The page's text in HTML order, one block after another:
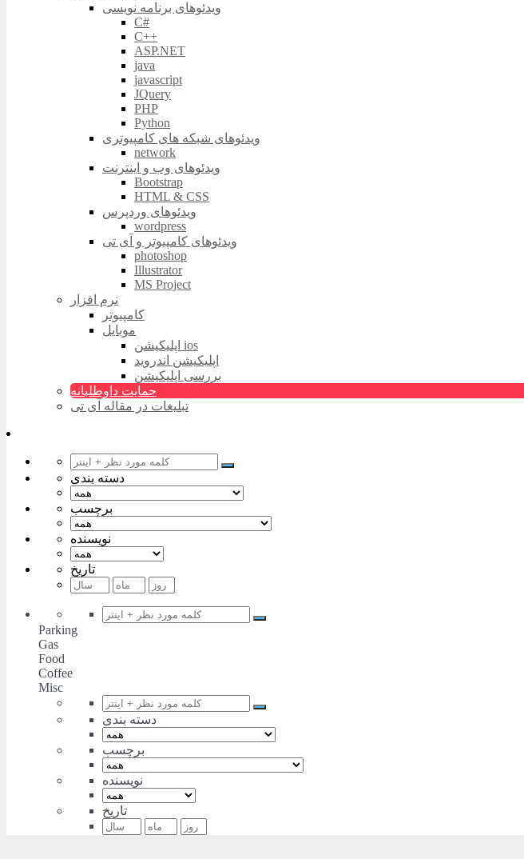
ویدئوهای برنامه نویسی
C#
C++
ASP.NET
java
javascript
JQuery
PHP
Python
ویدئوهای شبکه های کامپیوتری
network
ویدئوهای وب و اینترنت
Bootstrap
HTML & CSS
ویدئوهای وردپرس
wordpress
ویدئوهای کامپیوتر و آی تی
photoshop
Illustrator
MS Project
نرم افزار
کامپیوتر
موبایل
اپلیکیشن ios
اپلیکیشن اندروید
بررسی اپلیکیشن
حمایت داوطلبانه
تبلیغات در مقاله آی تی
دسته بندی
برچسب
نویسنده
تاریخ
Parking
Gas
Food
Coffee
Misc
دسته بندی
برچسب
نویسنده
تاریخ